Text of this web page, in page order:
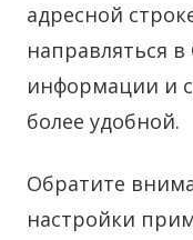
адресной
направляться
информации и
более удобной.
Обратите
настройки